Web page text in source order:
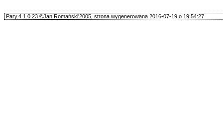
Pary.4.1.0.23 ©Jan Romański'2005, strona wygenerowana 2016-07-19 o 19:54:27